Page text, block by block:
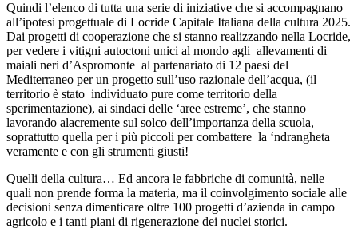
Quindi l’elenco di tutta una serie di iniziative che si accompagnano
all’ipotesi progettuale di Locride Capitale Italiana della cultura 2025.
Dai progetti di cooperazione che si stanno realizzando nella Locride,
per vedere i vitigni autoctoni unici al mondo agli allevamenti di
maiali neri d’Aspromonte al partenariato di 12 paesi del
Mediterraneo per un progetto sull’uso razionale dell’acqua, (il
territorio è stato individuato pure come territorio della
sperimentazione), ai sindaci delle ‘aree estreme’, che stanno
lavorando alacremente sul solco dell’importanza della scuola,
soprattutto quella per i più piccoli per combattere la ‘ndrangheta
veramente e con gli strumenti giusti!
Quelli della cultura… Ed ancora le fabbriche di comunità, nelle
quali non prende forma la materia, ma il coinvolgimento sociale alle
decisioni senza dimenticare oltre 100 progetti d’azienda in campo
agricolo e i tanti piani di rigenerazione dei nuclei storici.